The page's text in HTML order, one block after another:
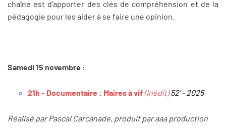
chaîne est d’apporter des clés de compréhension et de la
pédagogie pour les aider à se faire une opinion.
Samedi 15 novembre :
21h - Documentaire : Maires à vif(Inédit)52' - 2025
Réalisé par Pascal Carcanade, produit par aaa production